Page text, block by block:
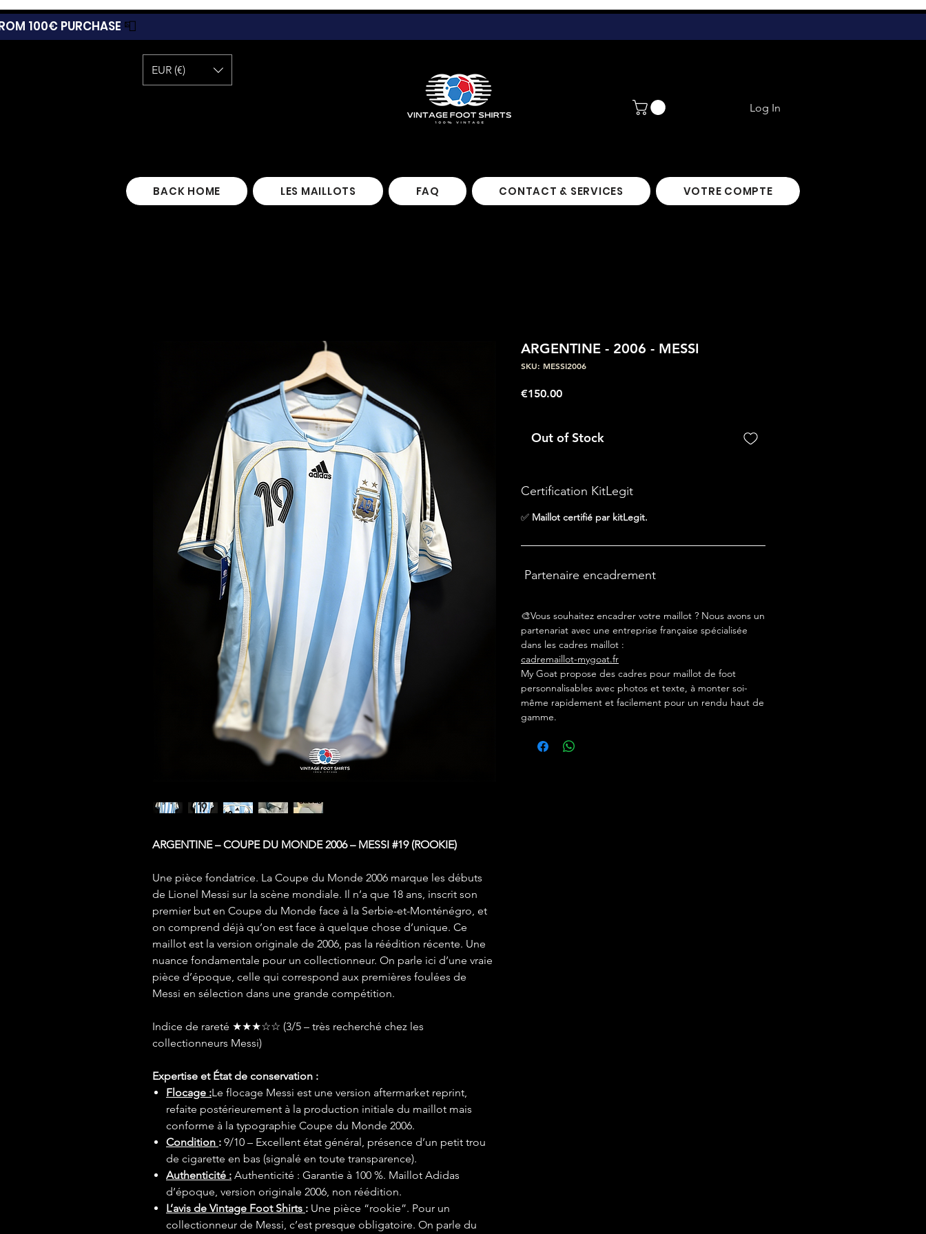
100€ PURCHASE 📮
EUR (€)
Log In
BACK HOME LES MAILLOTS FAQ CONTACT & SERVICES VOTRE COMPTE
ARGENTINE – COUPE DU MONDE 2006 – MESSI #19 (ROOKIE)
Une pièce fondatrice. La Coupe du Monde 2006 marque les débuts
de Lionel Messi sur la scène mondiale. Il n’a que 18 ans, inscrit son
premier but en Coupe du Monde face à la Serbie-et-Monténégro, et
on comprend déjà qu’on est face à quelque chose d’unique. Ce
maillot est la version originale de 2006, pas la réédition récente. Une
nuance fondamentale pour un collectionneur. On parle ici d’une vraie
pièce d’époque, celle qui correspond aux premières foulées de
Messi en sélection dans une grande compétition.
Indice de rareté ★★★☆☆ (3/5 – très recherché chez les
collectionneurs Messi)
Expertise et État de conservation :
Flocage :Le flocage Messi est une version aftermarket reprint,
refaite postérieurement à la production initiale du maillot mais
conforme à la typographie Coupe du Monde 2006.
Condition : 9/10 – Excellent état général, présence d’un petit trou
de cigarette en bas (signalé en toute transparence).
Authenticité : Authenticité : Garantie à 100 %. Maillot Adidas
d’époque, version originale 2006, non réédition.
L’avis de Vintage Foot Shirts : Une pièce “rookie”. Pour un
collectionneur de Messi, c’est presque obligatoire. On parle du
ARGENTINE - 2006 - MESSI
SKU: MESSI2006
€150.00Price
Out of Stock
Certification KitLegit
✅ Maillot certifié par kitLegit.
Partenaire encadrement
🎨Vous souhaitez encadrer votre maillot ? Nous avons un
partenariat avec une entreprise française spécialisée
dans les cadres maillot :
cadremaillot-mygoat.fr
My Goat propose des cadres pour maillot de foot
personnalisables avec photos et texte, à monter soi-
même rapidement et facilement pour un rendu haut de
gamme.